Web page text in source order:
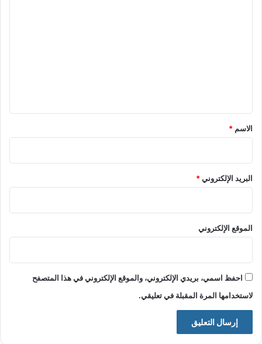
*
الاسم *
البريد الإلكتروني*
الموقع الإلكتروني
احفظ اسمي، بريدي الإلكتروني، والموقع الإلكتروني في هذا المتصفح
لاستخدامها المرة المقبلة في تعليقي.